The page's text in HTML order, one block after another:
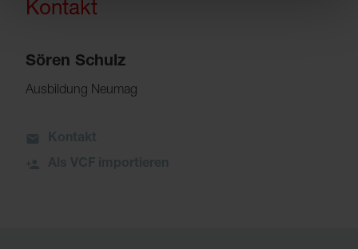
Kontakt
Sören Schulz
Ausbildung Neumag